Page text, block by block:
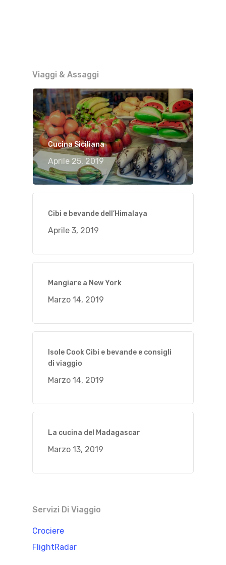
Viaggi & Assaggi
Cucina Siciliana
Aprile 25, 2019
Cibi e bevande dell’Himalaya
Aprile 3, 2019
Mangiare a New York
Marzo 14, 2019
Isole Cook Cibi e bevande e consigli
di viaggio
Marzo 14, 2019
La cucina del Madagascar
Marzo 13, 2019
Servizi Di Viaggio
Crociere
FlightRadar